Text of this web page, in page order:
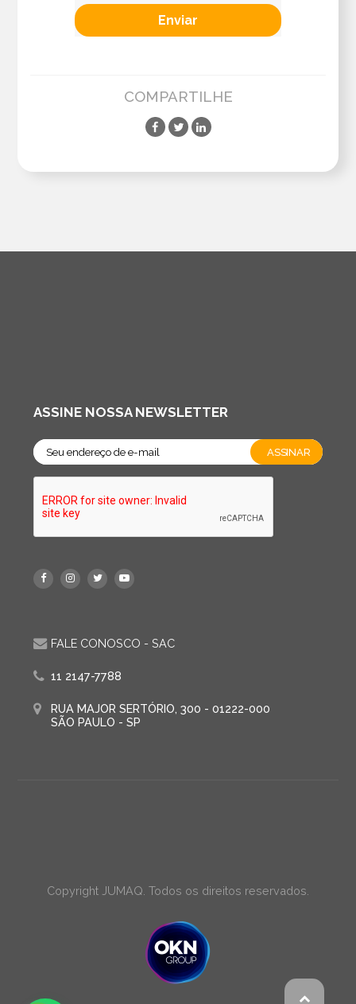
COMPARTILHE
ASSINE NOSSA NEWSLETTER
FALE CONOSCO - SAC
11 2147-7788
RUA MAJOR SERTÓRIO, 300 - 01222-000
SÃO PAULO - SP
Copyright JUMAQ. Todos os direitos reservados.